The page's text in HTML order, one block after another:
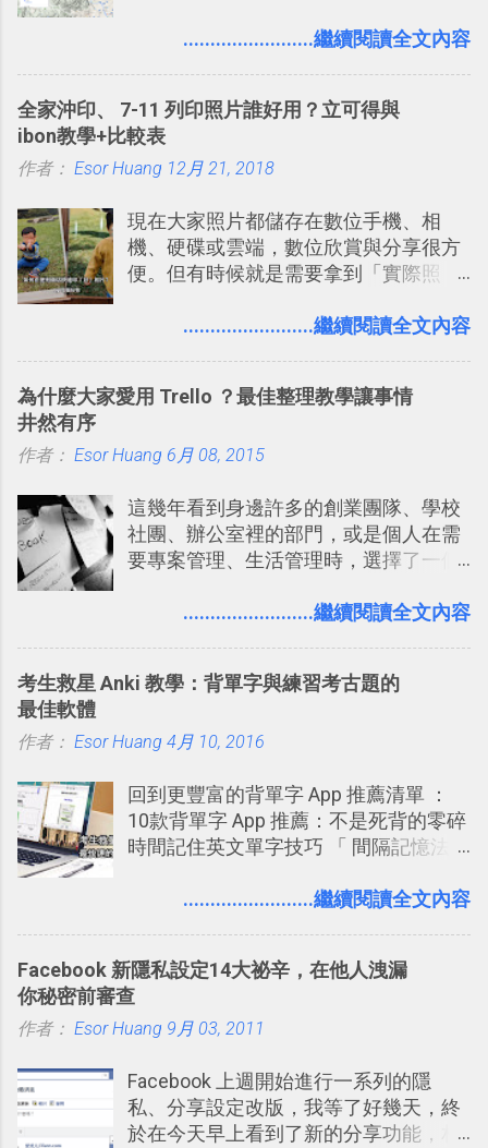
事可以從聊天中記錄重點。 3. 「 有彈性
的軟體則讓同事可以在任何地方和公司
保持聯繫。 如果你需要中文版的同類平
台，可以參考： JANDI 高效率團隊通訊
戶 。 2017/3 新增 ： Sortd for Slack：
改造 Slack 討論串介面變成專案任務排
程看板
入的來聊聊 Google 的「我的地圖」服
線，對商務需求來說可以打造出一張一
張資料地圖（例如我之前在製作一本新
書時建立的「 台灣推薦空拍地點地圖
規劃自助旅行路線！ Google 「我的地
圖」在規劃自助旅行路線時可以解決許
多問題： 國外地點名稱地址常常難懂，
稱。 在規劃路線之外，自訂地圖還能補
時帶來好心情，二方面事後就是最好的
享合作，讓彼此都能在手機上查看這次
........................繼續閱讀全文內容
全家沖印、 7-11 列印照片誰好用？立可得與
ibon教學+比較表
作者： Esor Huang 12月 21, 2018
現在大家照片都儲存在數位手機、相
機、硬碟或雲端，數位欣賞與分享很方
便。但有時候就是需要拿到「實際照
要製作家庭相框 用照片來當小禮物 把照
片？而且最好能不花時間、立即拿到、
（或是沒有好的印表機），又不想跑照
提供了印照片的服務 ，而且價格不貴，
可以立即拿到，操作流程也十分簡單。
之前我在電腦玩物分享過：「 不需買印
方便教學 」。這篇文章則從印照片出
........................繼續閱讀全文內容
為什麼大家愛用 Trello ？最佳整理教學讓事情
井然有序
作者： Esor Huang 6月 08, 2015
這幾年看到身邊許多的創業團隊、學校
社團、辦公室裡的部門，或是個人在需
要專案管理、生活管理時，選擇了一個
一個什麼樣的管理工具，讓這麼多人都
念」的管理教學文章： 把 Evernote 當
Google Drive 變身 Trello ！幫雲端硬碟
著 Trello ，卻還沒有在電腦玩物上寫過
一篇完整的介紹！雖然錯過了幾年前第
一時間推薦 Trello 的時機，但在這段時
澱自己的使用方法，歸納出「 為什麼值
學。 2015/6/13 新增： 免費專案管理軟
體推薦！困難計畫簡單管理 13 種工具
2016 年新增 ： 如何將 Trello 切換到繁
2016/7/7 新增 ： 如何活用 Trello 記
帳？我的理財計畫心得與看板範本
2016/7/13 新增： 如何將網頁資料快速
........................繼續閱讀全文內容
考生救星 Anki 教學：背單字與練習考古題的
最佳軟體
作者： Esor Huang 4月 10, 2016
回到更豐富的背單字 App 推薦清單 ：
10款背單字 App 推薦：不是死背的零碎
時間記住英文單字技巧 「 間隔記憶法
短期記憶變成長期記憶。 舉例來說我今
強；然後下次快要忘記可能變成相隔一
個禮拜，這時再次複習，就能把記憶強
化，讓記憶延長到可能半個月；那時候
來一個月的記憶長度！就這樣反覆慢慢
拉長時間練習，就能讓一個東西成為腦
海中更深刻的記憶。 問題是，當我們一
........................繼續閱讀全文內容
Facebook 新隱私設定14大祕辛，在他人洩漏
你秘密前審查
作者： Esor Huang 9月 03, 2011
Facebook 上週開始進行一系列的隱
私、分享設定改版，我等了好幾天，終
於在今天早上看到了新的分享功能，相